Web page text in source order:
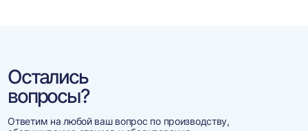
Остались
вопросы?
Ответим на любой ваш вопрос по производству,